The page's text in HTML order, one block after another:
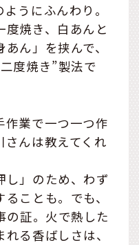
うにふんわり。
焼き、白あんと
ん」を挟んで、
度焼き”製法で
作業で一つ一つ作
さんは教えてくれ
し」のため、わず
ことも。でも、
の証。火で熱した
る香ばしさは、